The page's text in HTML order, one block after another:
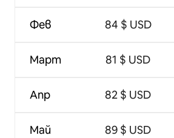
Фев
Март
Апр
Май
84 $ USD
81 $ USD
82 $ USD
89 $ USD